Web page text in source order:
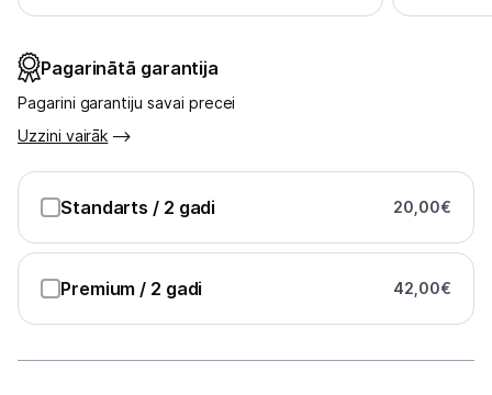
Pagarinātā garantija
Pagarini garantiju savai precei
Uzzini vairāk
Standarts / 2 gadi 20,00€
Premium / 2 gadi 42,00€